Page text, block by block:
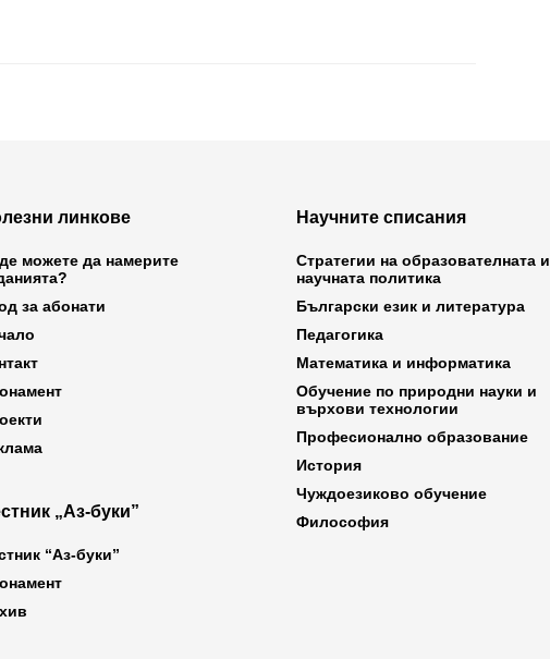
линкове
можете да намерите
за абонати
„Аз-буки”
“Аз-буки”
Научните списания
Стратегии на образователната и
научната политика
Български език и литература
Педагогика
Математика и информатика
Обучение по природни науки и
върхови технологии
Професионално образование
История
Чуждоезиково обучение
Философия